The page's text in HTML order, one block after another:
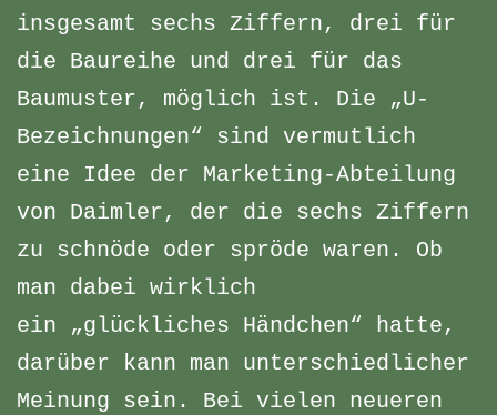
insgesamt sechs Ziffern, drei für
die Baureihe und drei für das
Baumuster, möglich ist. Die „U-
Bezeichnungen“ sind vermutlich
eine Idee der Marketing-Abteilung
von Daimler, der die sechs Ziffern
zu schnöde oder spröde waren. Ob
man dabei wirklich
ein „glückliches Händchen“ hatte,
darüber kann man unterschiedlicher
Meinung sein. Bei vielen neueren